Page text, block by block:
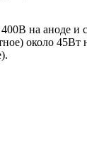
на аноде и
около 45Вт